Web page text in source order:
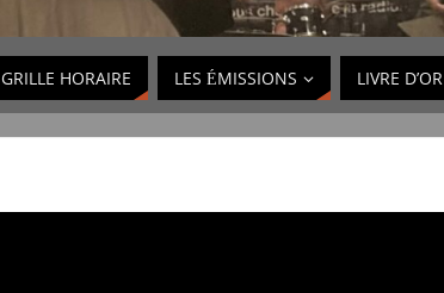
GRILLE HORAIRE LES ÉMISSIONS LIVRE D’OR